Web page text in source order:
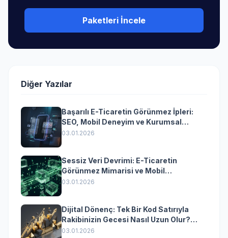
Paketleri İncele
Diğer Yazılar
Başarılı E-Ticaretin Görünmez İpleri:
SEO, Mobil Deneyim ve Kurumsal
Yazılımın Kazandıran Senkronizasyonu
03.01.2026
Sessiz Veri Devrimi: E-Ticaretin
Görünmez Mimarisi ve Mobil
Dönüşümün Kurumsal Anahtarı
03.01.2026
Dijital Dönenç: Tek Bir Kod Satırıyla
Rakibinizin Gecesi Nasıl Uzun Olur?
(Kurumsal Yazılımın Güçlü Rolü)
03.01.2026